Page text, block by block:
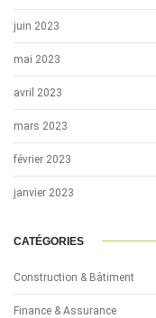
juin 2023
mai 2023
avril 2023
mars 2023
février 2023
janvier 2023
CATÉGORIES
Construction & Bâtiment
Finance & Assurance